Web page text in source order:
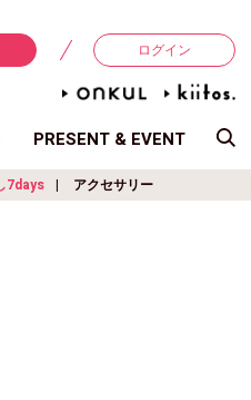
ログイン
PRESENT & EVENT
7days アクセサリー